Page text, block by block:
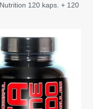
120 kaps. + 120